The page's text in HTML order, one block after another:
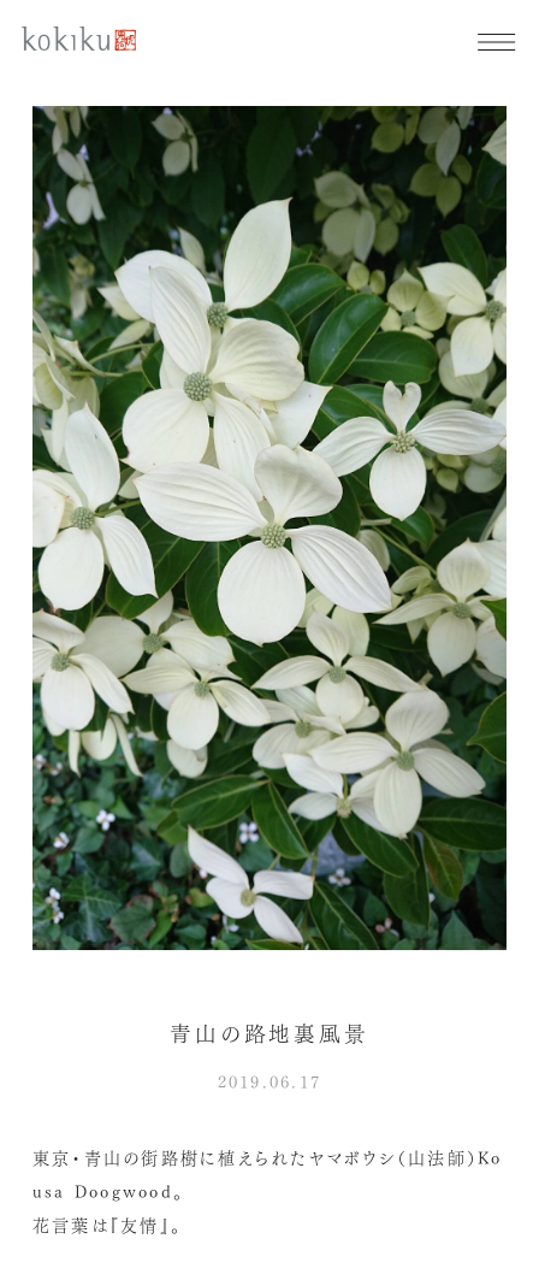
青山の路地裏風景
2019.06.17
東京・青山の街路樹に植えられたヤマボウシ（山法師）Ko
usa Doogwood。
花言葉は『友情』。